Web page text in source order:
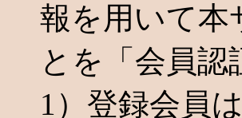
報を用いて本
とを「会員
1）登録会員